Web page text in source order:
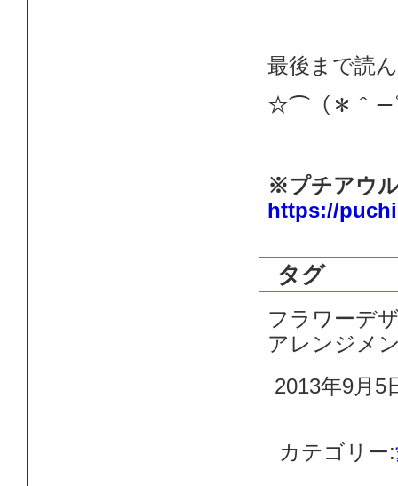
最後まで読
☆⌒（＊＾－
※プチアウ
https://
タグ
フラワーデ
アレンジメ
2013年9月5
カテゴリー: